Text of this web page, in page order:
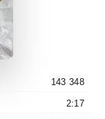
143 348
2:17